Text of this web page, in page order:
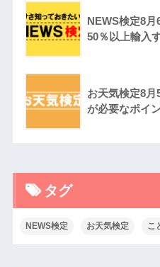
NEWS検定8
50％以上輸入
お天気検定8
が必要なポイ
タグ
NEWS検定 お天気検定 こ